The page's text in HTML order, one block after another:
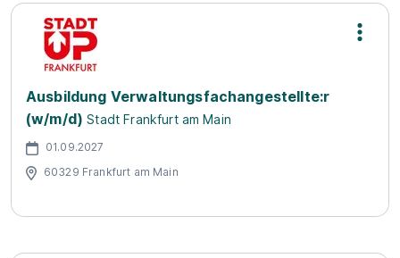
Ausbildung Verwaltungsfachangestellte:r
(w/m/d) Stadt Frankfurt am Main
01.09.2027
60329 Frankfurt am Main